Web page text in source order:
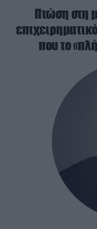
Πτώση στη
που το